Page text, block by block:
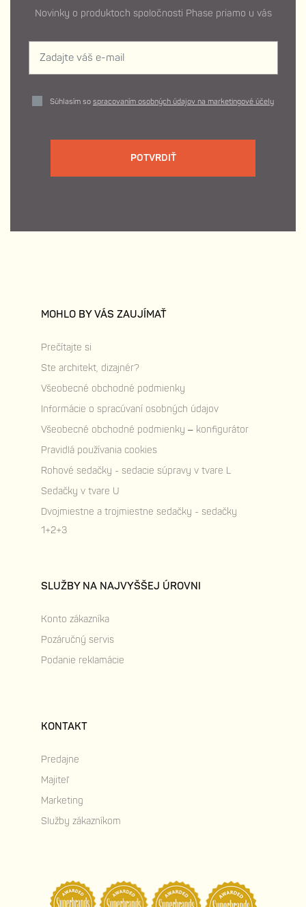
Novinky o produktoch spoločnosti Phase priamo u vás
Súhlasím so spracovaním osobných údajov na marketingové účely
POTVRDIŤ
MOHLO BY VÁS ZAUJÍMAŤ
Prečítajte si
Ste architekt, dizajnér?
Všeobecné obchodné podmienky
Informácie o spracúvaní osobných údajov
Všeobecné obchodné podmienky – konfigurátor
Pravidlá používania cookies
Rohové sedačky - sedacie súpravy v tvare L
Sedačky v tvare U
Dvojmiestne a trojmiestne sedačky - sedačky
1+2+3
SLUŽBY NA NAJVYŠŠEJ ÚROVNI
Konto zákazníka
Pozáručný servis
Podanie reklamácie
KONTAKT
Predajne
Majiteľ
Marketing
Služby zákazníkom